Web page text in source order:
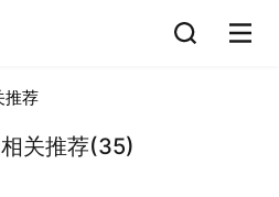
推荐
关推荐(35)